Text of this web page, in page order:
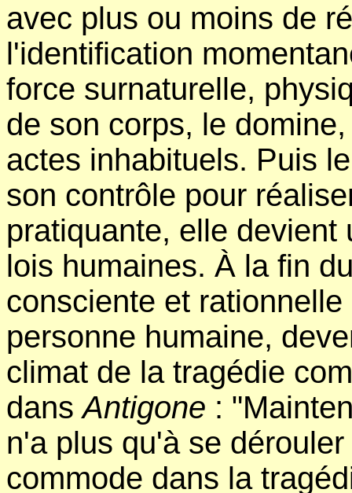
avec plus ou moins de
l'identification
force surnaturelle,
de son corps, le
actes inhabituels. Puis
son contrôle pour
pratiquante, elle
lois humaines. À la fin
consciente et
personne humaine,
climat de la tragédie
dansAntigone :
n'a plus qu'à se
commode dans la